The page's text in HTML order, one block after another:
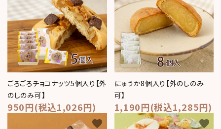
ごろごろチョコナッツ5個入り【外
のしのみ可】
950円(税込1,026円)
にゅうか8個入り【外のしのみ
可】
1,190円(税込1,285円)
favorite favorite